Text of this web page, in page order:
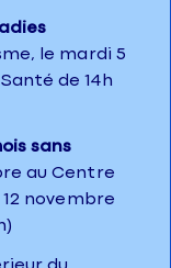
le mardi 5
de 14h
sans
au Centre
novembre